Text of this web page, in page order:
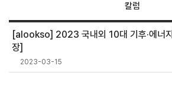
칼럼
[alookso] 2023 국내외 10대 기후·에너
장]
2023-03-15